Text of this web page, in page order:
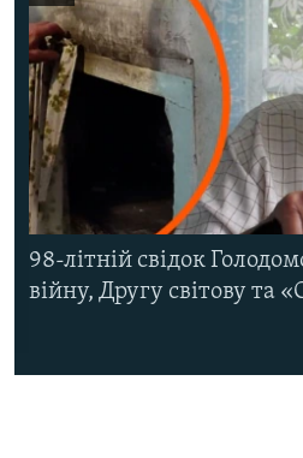
98-літній свідок
війну, Другу світову та